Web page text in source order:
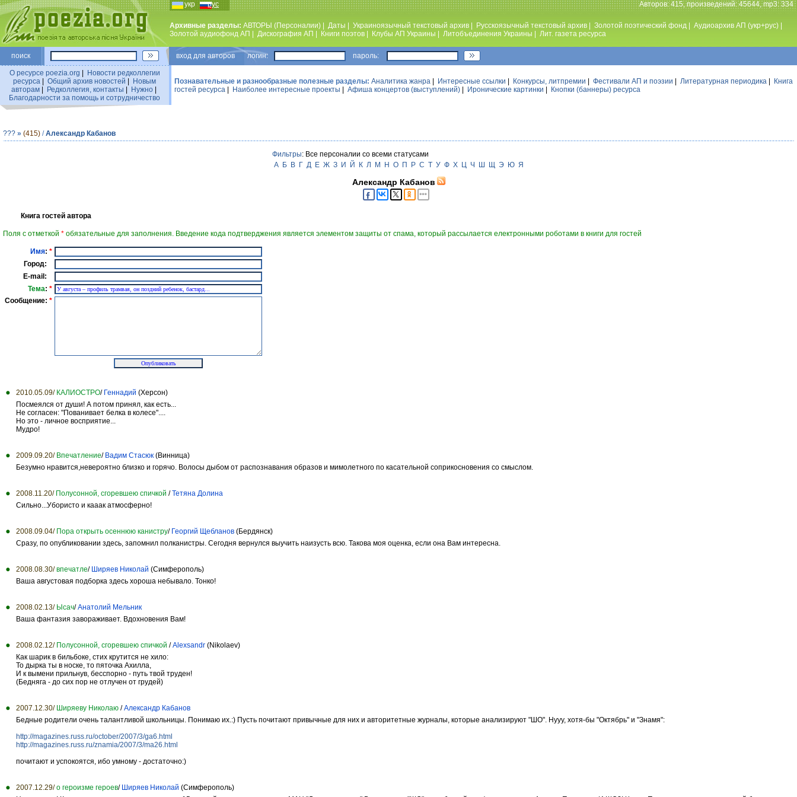
укр рус Авторов: 415, произведений: 45644, mp3: 334
Архивные разделы: АВТОРЫ (Персоналии) Даты Украиноязычный текстовый архив Русскоязычный текстовый архив Золотой поэтический фонд Аудиоархив АП (укр+рус)
Золотой аудиофонд АП
Дискография АП Книги поэтов Клубы АП Украины Литобъединения Украины Лит. газета ресурса
поиск вход для авторов логин: пароль:
О ресурсе poezia.org
Новости редколлегии
ресурса
Общий архив новостей
Новым
авторам| Редколлегия, контакты Нужно|
Благодарности за помощь и сотрудничество
Познавательные и разнообразные полезные разделы: Аналитика жанра Интересные ссылки Конкурсы, литпремии Фестивали АП и поэзии Литературная периодика
Книга
гостей ресурса
Наиболее интересные проекты Афиша концертов (выступлений) Иронические картинки Кнопки (баннеры) ресурса
??? » (415) /Александр Кабанов
Фильтры: Все персоналии со всеми статусами
А
Б В Г Д Е Ж З И Й К Л М Н О П Р С Т У Ф Х Ц Ч Ш Щ Э Ю Я
Александр Кабанов
Книга гостей автора
Поля с отметкой * обязательные для заполнения. Введение кода подтверджения является элементом защиты от спама, который рассылается електронными роботами в книги для гостей
Имя: *
Город:
E-mail:
Тема: *
Сообщение: *
2010.05.09/ КАЛИОСТРО/ Геннадий (Херсон)
Посмеялся от души! А потом принял, как есть...
Не согласен: "Пованивает белка в колесе"....
Но это - личное восприятие...
Мудро!
2009.09.20/ Впечатление/ Вадим Стасюк (Винница)
Безумно нравится,невероятно близко и горячо. Волосы дыбом от распознавания образов и мимолетного по касательной соприкосновения со смыслом.
2008.11.20/ Полусонной, сгоревшею спичкой /Тетяна Долина
Сильно...Убористо и кааак атмосферно!
2008.09.04/ Пора открыть осеннюю канистру/ Георгий Щебланов (Бердянск)
Сразу, по опубликовании здесь, запомнил полканистры. Сегодня вернулся выучить наизусть всю. Такова моя оценка, если она Вам интересна.
2008.08.30/ впечатле/ Ширяев Николай (Симферополь)
Ваша августовая подборка здесь хороша небывало. Тонко!
2008.02.13/ Ысач/Анатолий Мельник
Ваша фантазия завораживает. Вдохновения Вам!
2008.02.12/ Полусонной, сгоревшею спичкой /Alexsandr (Nikolaev)
Как шарик в бильбоке, стих крутится не хило:
То дырка ты в носке, то пяточка Ахилла,
И к вымени прильнув, бесспорно - путь твой труден!
(Бедняга - до сих пор не отлучен от грудей)
2007.12.30/ Ширяеву Николаю /Александр Кабанов
Бедные родители очень талантливой школьницы. Понимаю их.:) Пусть почитают привычные для них и авторитетные журналы, которые анализируют "ШО". Нууу, хотя-бы "Октябрь" и "Знамя":
http://magazines.russ.ru/october/2007/3/ga6.html
http://magazines.russ.ru/znamia/2007/3/ma26.html
почитают и успокоятся, ибо умному - достаточно:)
2007.12.29/ о героизме героев/ Ширяев Николай (Симферополь)